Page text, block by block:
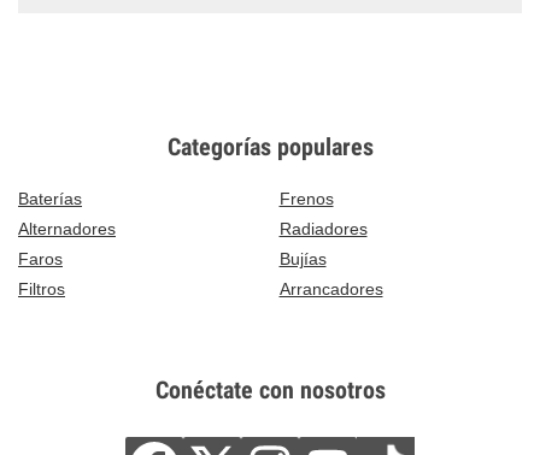
Categorías populares
Baterías
Frenos
Alternadores
Radiadores
Faros
Bujías
Filtros
Arrancadores
Conéctate con nosotros